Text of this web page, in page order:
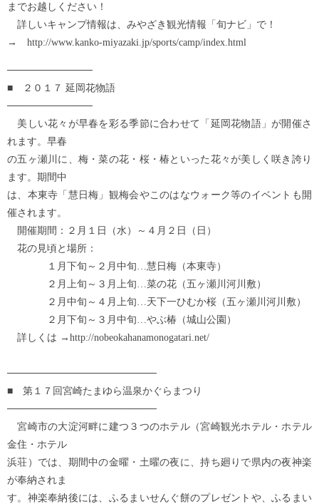
までお越しください！
詳しいキャンプ情報は、みやざき観光情報「旬ナビ」で！
→ http://www.kanko-miyazaki.jp/sports/camp/index.html
────────────
■ ２０１７ 延岡花物語
────────────
美しい花々が早春を彩る季節に合わせて「延岡花物語」が開催さ
れます。早春
の五ヶ瀬川に、梅・菜の花・桜・椿といった花々が美しく咲き誇り
ます。期間中
は、本東寺「慧日梅」観梅会やこのはなウォーク等のイベントも開
催されます。
開催期間：２月１日（水）～４月２日（日）
花の見頃と場所：
１月下旬～２月中旬…慧日梅（本東寺）
２月上旬～３月上旬…菜の花（五ヶ瀬川河川敷）
２月中旬～４月上旬…天下一ひむか桜（五ヶ瀬川河川敷）
２月下旬～３月中旬…やぶ椿（城山公園）
詳しくは →http://nobeokahanamonogatari.net/
─────────────────────
■ 第１７回宮崎たまゆら温泉かぐらまつり
─────────────────────
宮崎市の大淀河畔に建つ３つのホテル（宮崎観光ホテル・ホテル
金住・ホテル
浜荘）では、期間中の金曜・土曜の夜に、持ち廻りで県内の夜神楽
が奉納されま
す。神楽奉納後には、ふるまいせんぐ餅のプレゼントや、ふるまい